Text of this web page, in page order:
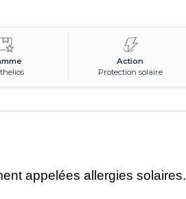
Action
Protection solaire
appelées allergies solaires.